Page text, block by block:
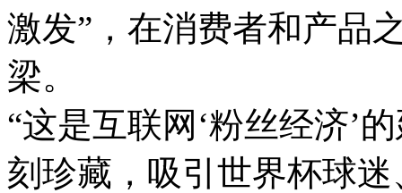
激发”，在消费者和产品
梁。
“这是互联网‘粉丝经济’
刻珍藏，吸引世界杯球